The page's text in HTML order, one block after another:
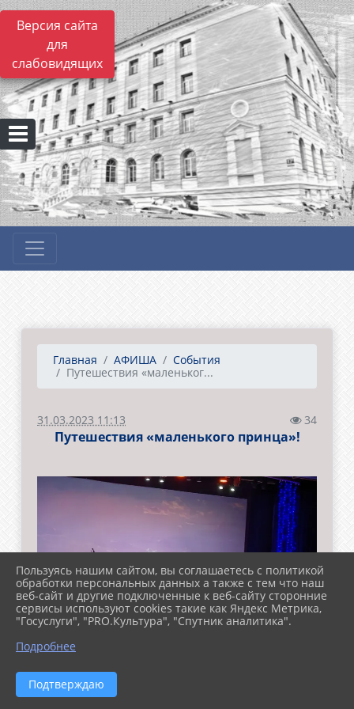
Версия сайта
для
слабовидящих
Главная АФИША
События
Путешествия «маленьког...
31.03.2023 11:13 34
Путешествия «маленького принца»!
Пользуясь нашим сайтом, вы соглашаетесь с политикой
обработки персональных данных а также с тем что наш
веб-сайт и другие подключенные к веб-сайту сторонние
сервисы используют cookies такие как Яндекс Метрика,
"Госуслуги", "PRO.Культура", "Спутник аналитика".
Подробнее
Подтверждаю